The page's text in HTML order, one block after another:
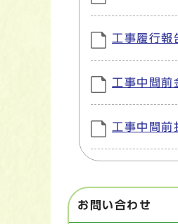
工事履行
工事中間
工事中間
お問い合わせ